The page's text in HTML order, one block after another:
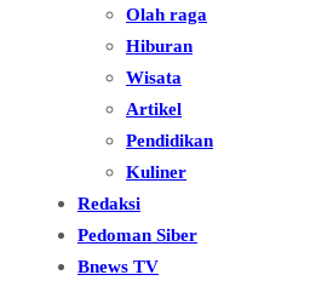
Olah raga
Hiburan
Wisata
Artikel
Pendidikan
Kuliner
Redaksi
Pedoman Siber
Bnews TV